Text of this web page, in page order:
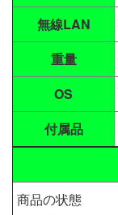
無線LAN
重量
OS
付属品
商品の状態